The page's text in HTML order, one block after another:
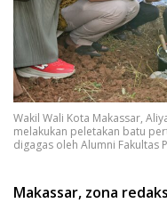
Wakil Wali Kota Makassar,
melakukan peletakan batu
digagas oleh Alumni Fakultas
Makassar, zona